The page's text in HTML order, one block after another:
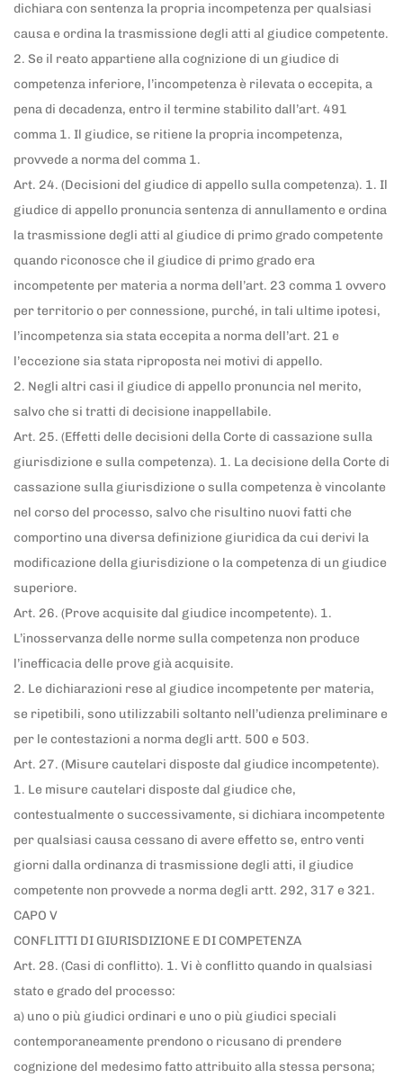
dichiara con sentenza la propria incompetenza per qualsiasi
causa e ordina la trasmissione degli atti al giudice competente.
2. Se il reato appartiene alla cognizione di un giudice di
competenza inferiore, l’incompetenza è rilevata o eccepita, a
pena di decadenza, entro il termine stabilito dall’art. 491
comma 1. Il giudice, se ritiene la propria incompetenza,
provvede a norma del comma 1.
Art. 24. (Decisioni del giudice di appello sulla competenza). 1. Il
giudice di appello pronuncia sentenza di annullamento e ordina
la trasmissione degli atti al giudice di primo grado competente
quando riconosce che il giudice di primo grado era
incompetente per materia a norma dell’art. 23 comma 1 ovvero
per territorio o per connessione, purché, in tali ultime ipotesi,
l’incompetenza sia stata eccepita a norma dell’art. 21 e
l’eccezione sia stata riproposta nei motivi di appello.
2. Negli altri casi il giudice di appello pronuncia nel merito,
salvo che si tratti di decisione inappellabile.
Art. 25. (Effetti delle decisioni della Corte di cassazione sulla
giurisdizione e sulla competenza). 1. La decisione della Corte di
cassazione sulla giurisdizione o sulla competenza è vincolante
nel corso del processo, salvo che risultino nuovi fatti che
comportino una diversa definizione giuridica da cui derivi la
modificazione della giurisdizione o la competenza di un giudice
superiore.
Art. 26. (Prove acquisite dal giudice incompetente). 1.
L’inosservanza delle norme sulla competenza non produce
l’inefficacia delle prove già acquisite.
2. Le dichiarazioni rese al giudice incompetente per materia,
se ripetibili, sono utilizzabili soltanto nell’udienza preliminare e
per le contestazioni a norma degli artt. 500 e 503.
Art. 27. (Misure cautelari disposte dal giudice incompetente).
1. Le misure cautelari disposte dal giudice che,
contestualmente o successivamente, si dichiara incompetente
per qualsiasi causa cessano di avere effetto se, entro venti
giorni dalla ordinanza di trasmissione degli atti, il giudice
competente non provvede a norma degli artt. 292, 317 e 321.
CAPO V
CONFLITTI DI GIURISDIZIONE E DI COMPETENZA
Art. 28. (Casi di conflitto). 1. Vi è conflitto quando in qualsiasi
stato e grado del processo:
a) uno o più giudici ordinari e uno o più giudici speciali
contemporaneamente prendono o ricusano di prendere
cognizione del medesimo fatto attribuito alla stessa persona;